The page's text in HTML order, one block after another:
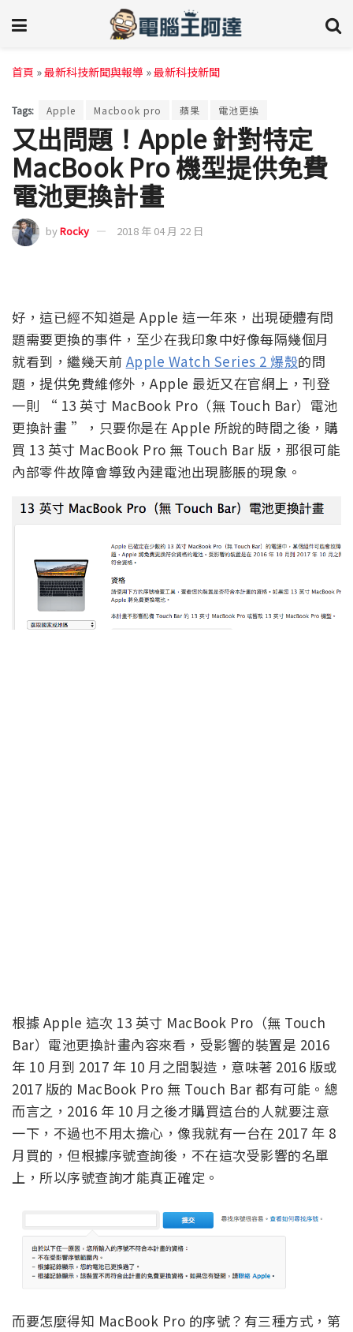
首頁 »最新科技新聞與報導 »最新科技新聞
Tags: Apple Macbook pro 蘋果 電池更換
又出問題！Apple 針對特定
MacBook Pro 機型提供免費
電池更換計畫
byRocky 2018 年 04 月 22 日
好，這已經不知道是 Apple 這一年來，出現硬體有問
題需要更換的事件，至少在我印象中好像每隔幾個月
就看到，繼幾天前 Apple Watch Series 2 爆殼的問
題，提供免費維修外，Apple 最近又在官網上，刊登
一則 “ 13 英寸 MacBook Pro（無 Touch Bar）電池
更換計畫 ”，只要你是在 Apple 所說的時間之後，購
買 13 英寸 MacBook Pro 無 Touch Bar 版，那很可能
內部零件故障會導致內建電池出現膨脹的現象。
根據 Apple 這次 13 英寸 MacBook Pro（無 Touch
Bar）電池更換計畫內容來看，受影響的裝置是 2016
年 10 月到 2017 年 10 月之間製造，意味著 2016 版或
2017 版的 MacBook Pro 無 Touch Bar 都有可能。總
而言之，2016 年 10 月之後才購買這台的人就要注意
一下，不過也不用太擔心，像我就有一台在 2017 年 8
月買的，但根據序號查詢後，不在這次受影響的名單
上，所以序號查詢才能真正確定。
而要怎麼得知 MacBook Pro 的序號？有三種方式，第